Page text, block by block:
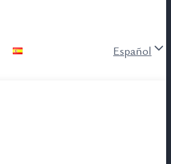
Español